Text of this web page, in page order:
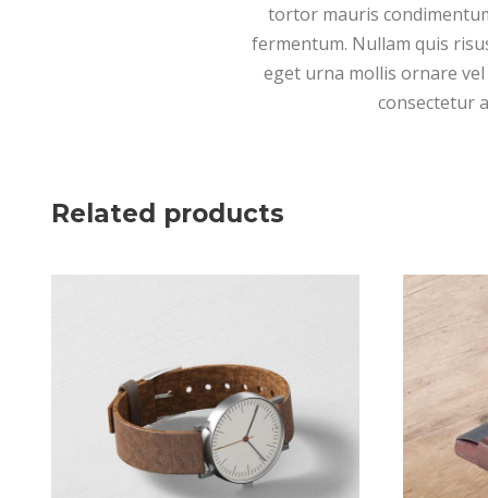
tortor mauris
fermentum. Nullam quis
eget urna mollis ornare
consectetur
Related products